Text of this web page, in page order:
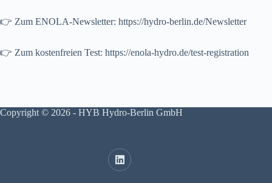
👉 Zum ENOLA-Newsletter: https://hydro-berlin.de/Newsletter
👉 Zum kostenfreien Test: https://enola-hydro.de/test-registration
Copyright © 2026 - HYB Hydro-Berlin GmbH